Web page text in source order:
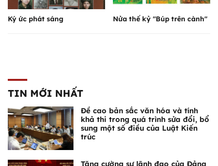
Ký ức phát sáng Nửa thế kỷ "Búp trên cành"
TIN MỚI NHẤT
Đề cao bản sắc văn hóa và tính
khả thi trong quá trình sửa đổi, bổ
sung một số điều của Luật Kiến
trúc
Tăng cường sự lãnh đạo của Đảng